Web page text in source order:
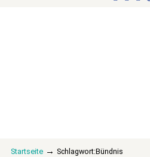
Startseite → Schlagwort:Bündnis